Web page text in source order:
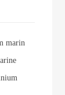
marin